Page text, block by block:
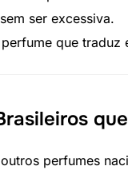
ser excessiva.
que traduz
perfumes